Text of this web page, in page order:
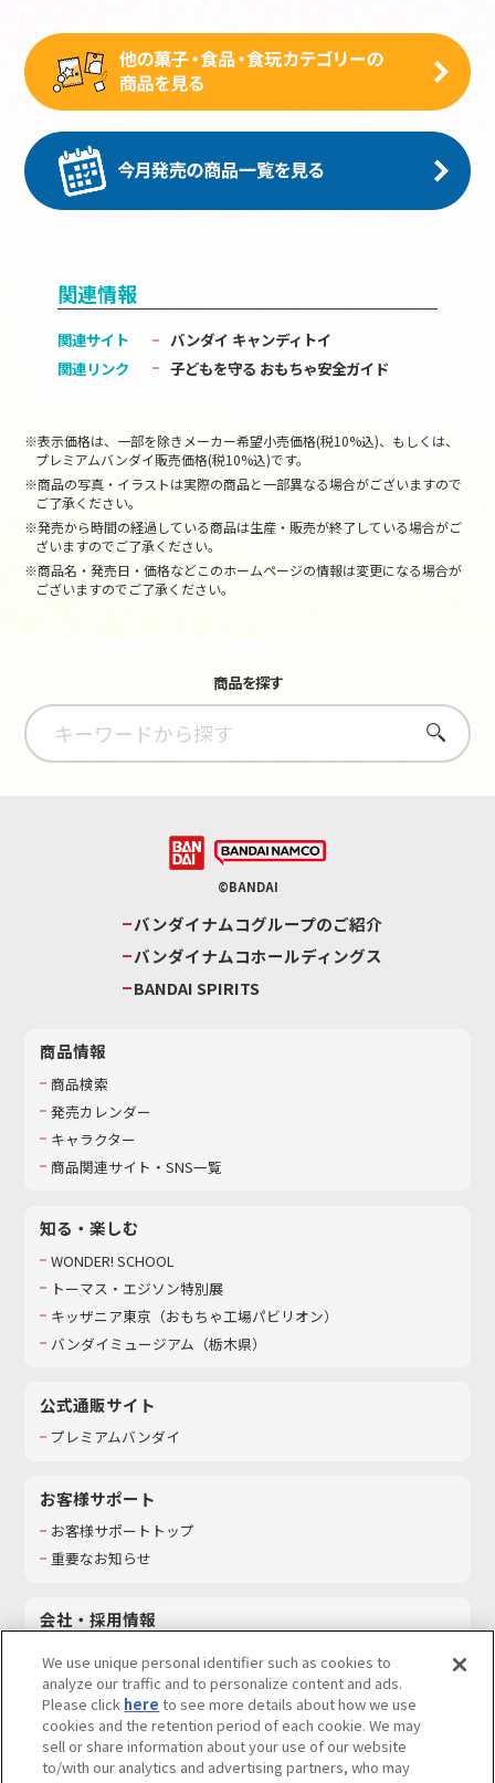
関連情報
関連サイト
バンダイ キャンディトイ
関連リンク
子どもを守る おもちゃ安全ガイド
※表示価格は、一部を除きメーカー希望小売価格(税10%込)、もしくは、
プレミアムバンダイ販売価格(税10%込)です。
※商品の写真・イラストは実際の商品と一部異なる場合がございますので
ご了承ください。
※発売から時間の経過している商品は生産・販売が終了している場合がご
ざいますのでご了承ください。
※商品名・発売日・価格などこのホームページの情報は変更になる場合が
ございますのでご了承ください。
商品を探す
さがす
©BANDAI
バンダイナムコグループのご紹介
バンダイナムコホールディングス
BANDAI SPIRITS
商品情報
商品検索
発売カレンダー
キャラクター
商品関連サイト・SNS一覧
知る・楽しむ
WONDER! SCHOOL
トーマス・エジソン特別展
キッザニア東京（おもちゃ工場パビリオン）​
バンダイミュージアム（栃木県）
公式通販サイト
プレミアムバンダイ
お客様サポート
お客様サポートトップ
重要なお知らせ
会社・採用情報
採用情報
サステナビリティ
お問い合わせ
We use unique personal identifier such as cookies to
analyze our traffic and to personalize content and ads.
Please click here to see more details about how we use
cookies and the retention period of each cookie. We may
sell or share information about your use of our website
to/with our analytics and advertising partners, who may